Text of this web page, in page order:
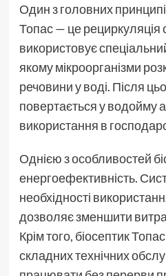
Один з головних
Топас — це рециркуляція
використовує
якому мікроорганізми
речовини у воді. Після
повертається у водойму
використання в
Однією з особливостей
енергоефективність.
необхідності
дозволяє зменшити
Крім того, біосептик
складних технічних